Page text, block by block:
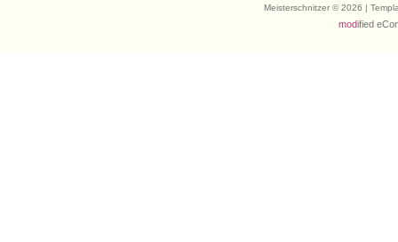
Meisterschnitzer © 2026 |
modified